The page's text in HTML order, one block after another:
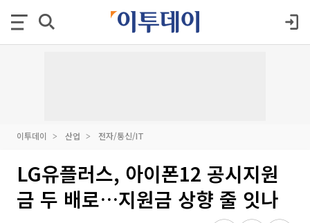
이투데이 산업 전자/통신/IT
LG유플러스, 아이폰12 공시지원
금 두 배로…지원금 상향 줄 잇나